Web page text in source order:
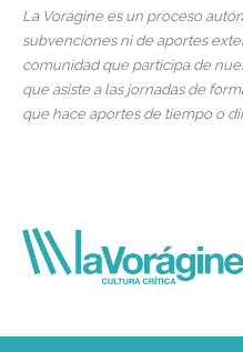
La Vorágine es un proceso
subvenciones ni de aportes
comunidad que participa de
que asiste a las jornadas de
que hace aportes de tiempo o